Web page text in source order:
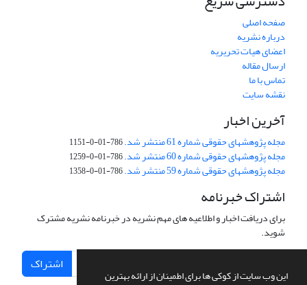
این وب سایت از کوکی ها برای اطمینان از ارائه بهترین
صفحه اصلی
درباره نشریه
اعضای هیات تحریریه
ارسال مقاله
تماس با ما
نقشه سایت
آخرین اخبار
مجله پژوهشهای حقوقی شماره 61 منتشر شد. 786-01-0-1151
مجله پژوهشهای حقوقی شماره 60 منتشر شد. 786-01-0-1259
مجله پژوهشهای حقوقی شماره 59 منتشر شد. 786-01-0-1358
اشتراک خبرنامه
برای دریافت اخبار و اطلاعیه های مهم نشریه در خبرنامه نشریه مشترک
شوید.
اشتراک